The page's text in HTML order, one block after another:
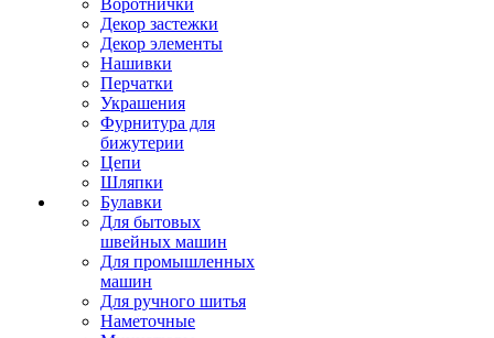
Воротнички
Декор застежки
Декор элементы
Нашивки
Перчатки
Украшения
Фурнитура для
бижутерии
Цепи
Шляпки
Булавки
Для бытовых
швейных машин
Для промышленных
машин
Для ручного шитья
Наметочные